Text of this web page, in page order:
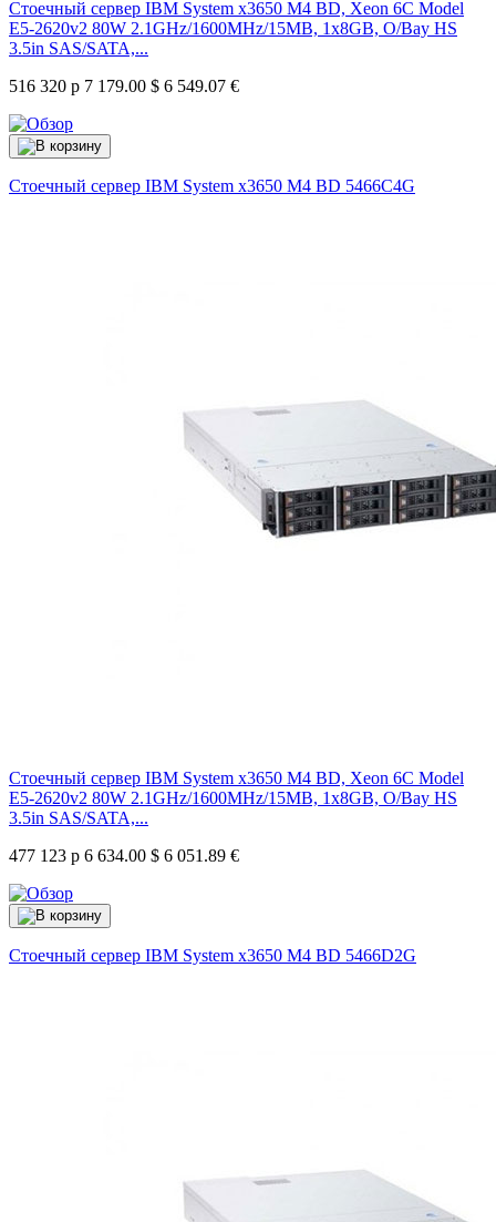
Стоечный сервер IBM System x3650 M4 BD, Xeon 6C Model
E5-2620v2 80W 2.1GHz/1600MHz/15MB, 1x8GB, O/Bay HS
3.5in SAS/SATA,...
516 320 р 7 179.00 $ 6 549.07 €
Стоечный сервер IBM System x3650 M4 BD 5466C4G
Стоечный сервер IBM System x3650 M4 BD, Xeon 6C Model
E5-2620v2 80W 2.1GHz/1600MHz/15MB, 1x8GB, O/Bay HS
3.5in SAS/SATA,...
477 123 р 6 634.00 $ 6 051.89 €
Стоечный сервер IBM System x3650 M4 BD 5466D2G